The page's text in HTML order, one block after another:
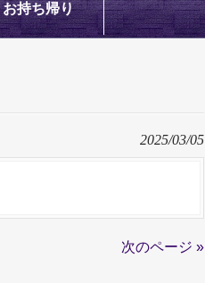
お持ち帰り
2025/03/05
次のページ »